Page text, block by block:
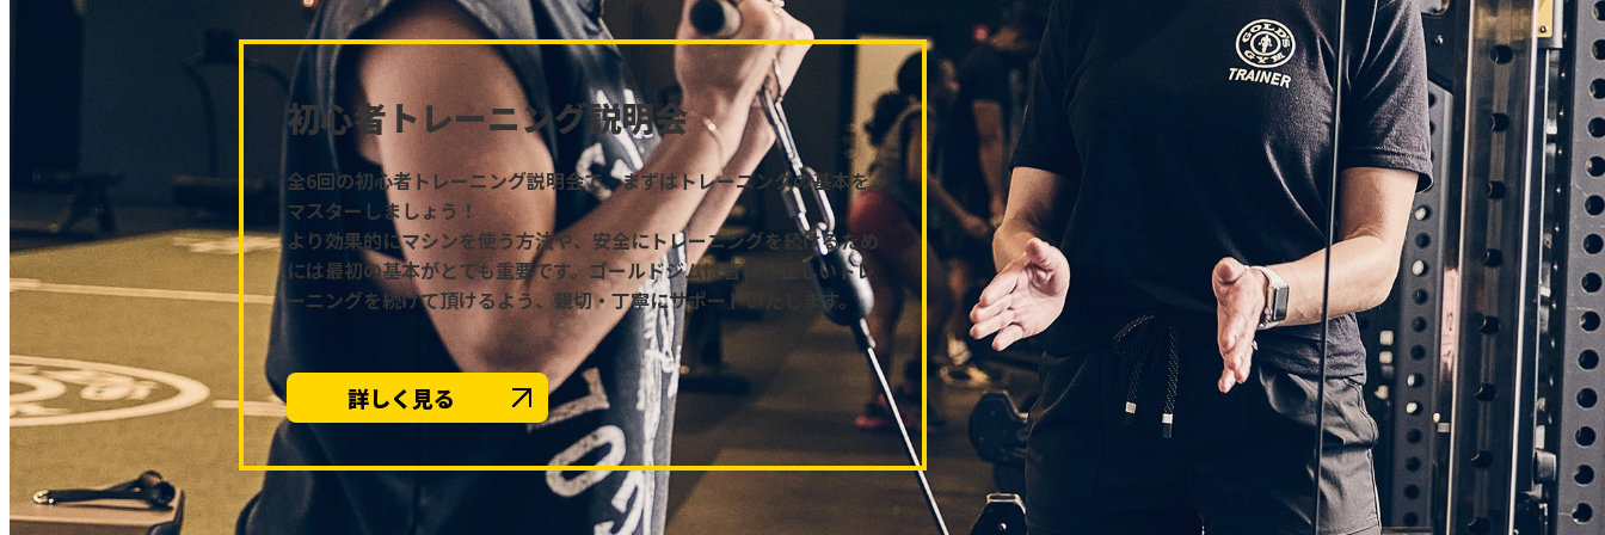
初心者トレーニング説明会
全6回の初心者トレーニング説明会で、まずはトレーニングの基本を
マスターしましょう！
より効果的にマシンを使う方法や、安全にトレーニングを続けるため
には最初の基本がとても重要です。ゴールドジムは皆様が正しいトレ
ーニングを続けて頂けるよう、親切・丁寧にサポートいたします。
詳しく見る